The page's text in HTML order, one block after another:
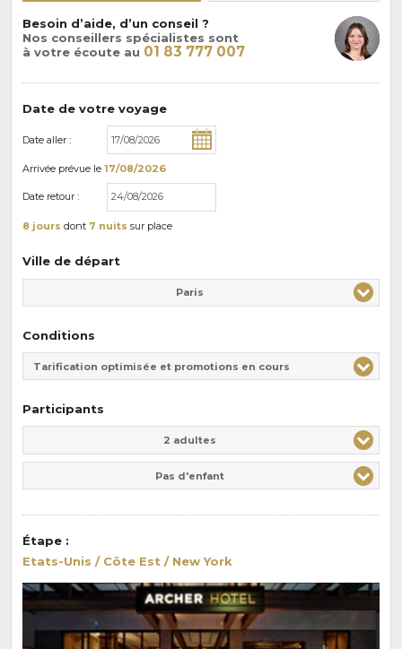
Besoin d’aide, d’un conseil ?
Nos conseillers spécialistes sont
à votre écoute au 01 83 777 007
Date de votre voyage
Date aller :
Arrivée prévue le 17/08/2026
Date retour :
8 jours dont 7 nuits sur place
Ville de départ
Paris
Conditions
Tarification optimisée et promotions en cours
Participants
2 adultes
Pas d'enfant
Étape :
Etats-Unis / Côte Est / New York